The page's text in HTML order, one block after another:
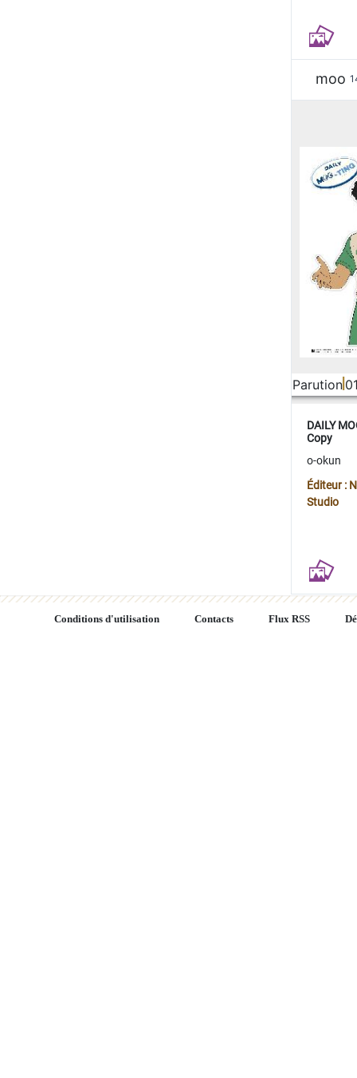
moo
Parution
DAILY
Copy
o-okun
Éditeur :
Studio
Conditions d'utilisation Contacts Flux RSS